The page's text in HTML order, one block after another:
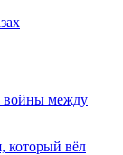
войны между
который вёл